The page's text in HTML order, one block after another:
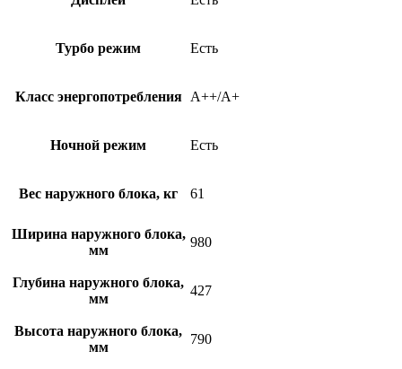
Турбо режим Есть
Класс энергопотребления A++/A+
Ночной режим Есть
Вес наружного блока, кг 61
Ширина наружного блока,
мм
980
Глубина наружного блока,
мм
427
Высота наружного блока,
мм
790